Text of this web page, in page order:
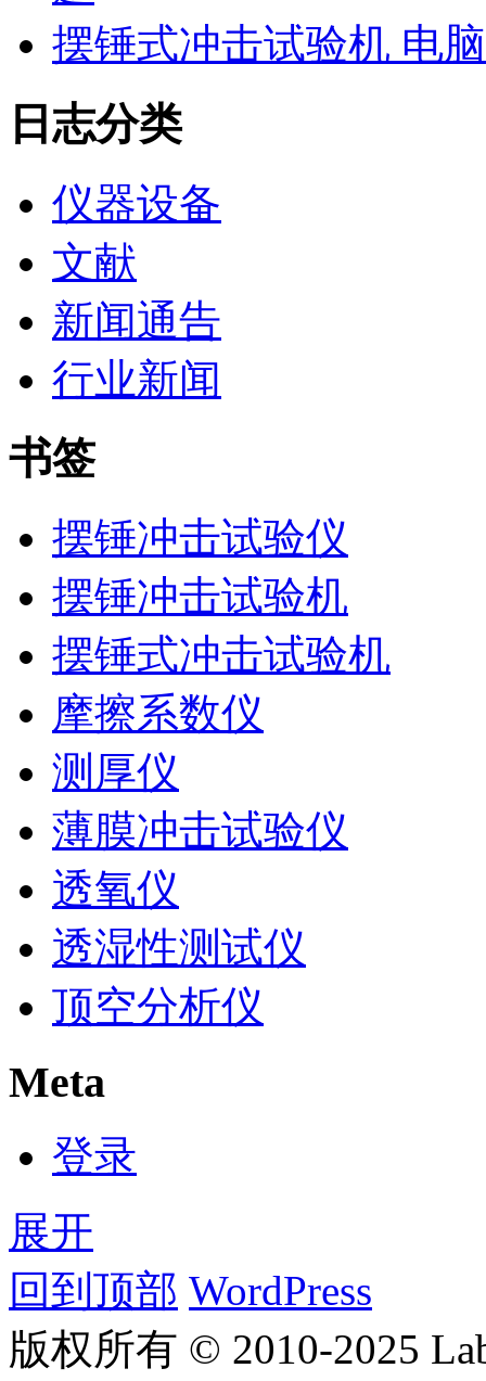
摆锤式冲击试验机 电
日志分类
仪器设备
文献
新闻通告
行业新闻
书签
摆锤冲击试验仪
摆锤冲击试验机
摆锤式冲击试验机
摩擦系数仪
测厚仪
薄膜冲击试验仪
透氧仪
透湿性测试仪
顶空分析仪
Meta
登录
展开
回到顶部 WordPress
版权所有 © 2010-2025